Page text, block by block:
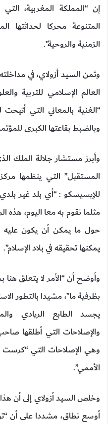
إن “المملكة المغربية،
المتنوعة محركا لحداثتها
الزمنية والروحية”.
وثمن السيد أزولاي، في
العالم الإسلامي للتربية
“الغنية بالمعاني التي
وبالضبط بقاعتها الكبرى
وأبرز مستشار جلالة الملك
المستقبل” التي ينظمها
للإيسيسكو : “أي بلد غير
مثلما نقوم به معا اليوم، هذه
حول ما يمكن أن يكون عليه
يمكنها تحقيقه في بلاد الإسلام”.
وأوضح أن “الأمر لا يتعلق هنا
بظرفية ما”، مشيدا بالتطور
يجسد الطابع الريادي
والإصلاحات التي أطلقها
وهي الإصلاحات التي “كرست
الأممي”.
وخلص السيد أزولاي إلى أن
أوسع نطاق، مشددا على أن